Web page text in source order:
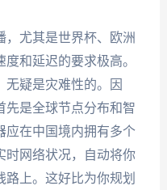
，尤其是世界杯、欧洲
和延迟的要求极高。
无疑是灾难性的。因
先是全球节点分布和智
应在中国境内拥有多个
时网络状况，自动将你
上。这好比为你规划